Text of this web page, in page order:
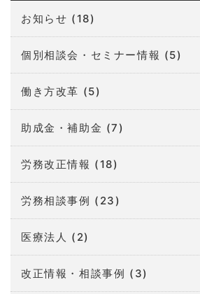
お知らせ (18)
個別相談会・セミナー情報 (5)
働き方改革 (5)
助成金・補助金 (7)
労務改正情報 (18)
労務相談事例 (23)
医療法人 (2)
改正情報・相談事例 (3)